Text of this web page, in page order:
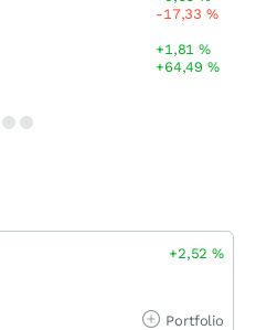
-17,33%
+1,81%
+64,49%
+2,52%
Portfolio